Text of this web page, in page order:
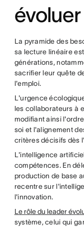
La pyramide des
sa lecture linéaire
générations,
sacrifier leur quête
l'emploi.
L'urgence
les collaborateurs à
modifiant ainsi
soi et l'alignement
critères décisifs dès
L'intelligence
compétences. En
production de base
recentre sur
l'innovation.
Le rôle du leader
système, celui qui